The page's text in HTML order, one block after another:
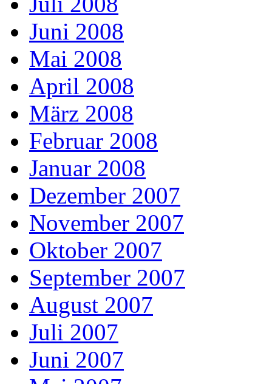
Juni 2008
Mai 2008
April 2008
März 2008
Februar 2008
Januar 2008
Dezember 2007
November 2007
Oktober 2007
September 2007
August 2007
Juli 2007
Juni 2007